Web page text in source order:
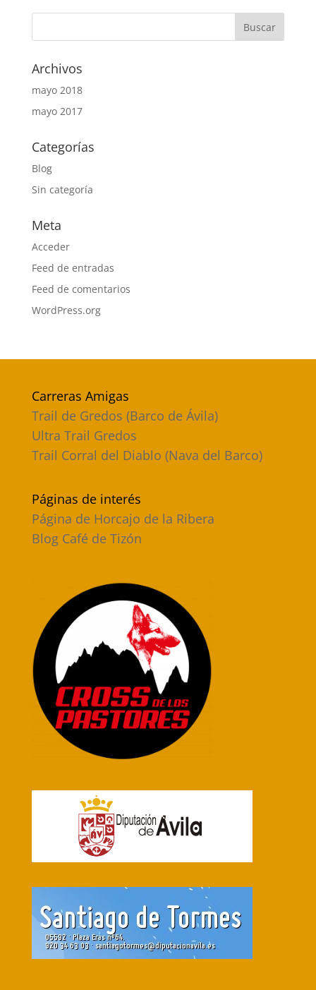
Archivos
mayo 2018
mayo 2017
Categorías
Blog
Sin categoría
Meta
Acceder
Feed de entradas
Feed de comentarios
WordPress.org
Carreras Amigas
Trail de Gredos (Barco de Ávila)
Ultra Trail Gredos
Trail Corral del Diablo (Nava del Barco)
Páginas de interés
Página de Horcajo de la Ribera
Blog Café de Tizón